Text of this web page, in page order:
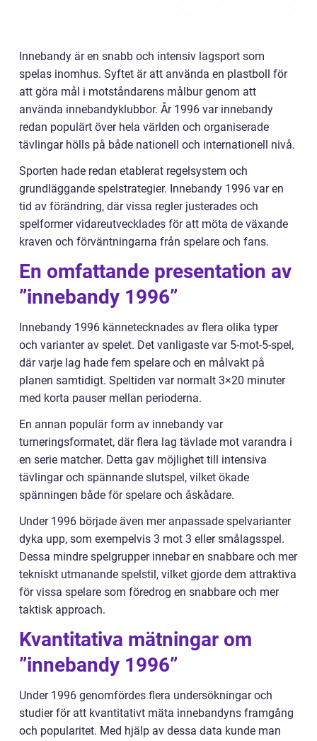
Innebandy är en snabb och intensiv lagsport som
spelas inomhus. Syftet är att använda en plastboll för
att göra mål i motståndarens målbur genom att
använda innebandyklubbor. År 1996 var innebandy
redan populärt över hela världen och organiserade
tävlingar hölls på både nationell och internationell nivå.
Sporten hade redan etablerat regelsystem och
grundläggande spelstrategier. Innebandy 1996 var en
tid av förändring, där vissa regler justerades och
spelformer vidareutvecklades för att möta de växande
kraven och förväntningarna från spelare och fans.
En omfattande presentation av
”innebandy 1996”
Innebandy 1996 kännetecknades av flera olika typer
och varianter av spelet. Det vanligaste var 5-mot-5-spel,
där varje lag hade fem spelare och en målvakt på
planen samtidigt. Speltiden var normalt 3×20 minuter
med korta pauser mellan perioderna.
En annan populär form av innebandy var
turneringsformatet, där flera lag tävlade mot varandra i
en serie matcher. Detta gav möjlighet till intensiva
tävlingar och spännande slutspel, vilket ökade
spänningen både för spelare och åskådare.
Under 1996 började även mer anpassade spelvarianter
dyka upp, som exempelvis 3 mot 3 eller smålagsspel.
Dessa mindre spelgrupper innebar en snabbare och mer
tekniskt utmanande spelstil, vilket gjorde dem attraktiva
för vissa spelare som föredrog en snabbare och mer
taktisk approach.
Kvantitativa mätningar om
”innebandy 1996”
Under 1996 genomfördes flera undersökningar och
studier för att kvantitativt mäta innebandyns framgång
och popularitet. Med hjälp av dessa data kunde man